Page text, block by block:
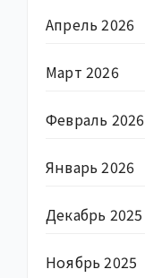
Апрель 2026
Март 2026
Февраль 2026
Январь 2026
Декабрь 2025
Ноябрь 2025